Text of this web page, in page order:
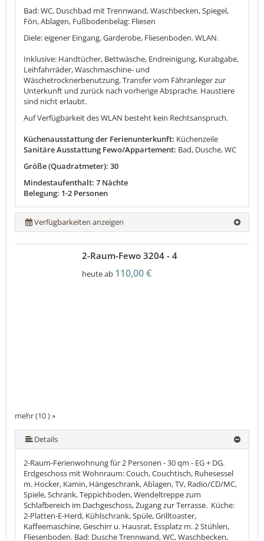
Bad: WC, Duschbad mit Trennwand, Waschbecken, Spiegel,
Fön, Ablagen, Fußbodenbelag: Fliesen
Diele: eigener Eingang, Garderobe, Fliesenboden. WLAN.
Inklusive: Handtücher, Bettwäsche, Endreinigung, Kurabgabe,
Leihfahrräder, Waschmaschine- und
Wäschetrocknerbenutzung, Transfer vom Fähranleger zur
Unterkunft und zurück nach vorherige Absprache. Haustiere
sind nicht erlaubt.
Auf Verfügbarkeit des WLAN besteht kein Rechtsanspruch.
Küchenausstattung der Ferienunterkunft: Küchenzeile
Sanitäre Ausstattung Fewo/Appartement: Bad, Dusche, WC
Größe (Quadratmeter): 30
Mindestaufenthalt: 7 Nächte
Belegung: 1-2 Personen
Verfügbarkeiten anzeigen
mehr (10 ) »
mehr (10 ) »
mehr (10 ) »
mehr (10 ) »
mehr (10 ) »
mehr (10 ) »
mehr (10 ) »
2-Raum-Fewo 3204 - 4
heute ab 110,00 €
Details
2-Raum-Ferienwohnung für 2 Personen - 30 qm - EG + DG.
Erdgeschoss mit Wohnraum: Couch, Couchtisch, Ruhesessel
m. Hocker, Kamin, Hängeschrank, Ablagen, TV, Radio/CD/MC,
Spiele, Schrank, Teppichboden, Wendeltreppe zum
Schlafbereich im Dachgeschoss, Zugang zur Terrasse. Küche:
2-Platten-E-Herd, Kühlschrank, Spüle, Grilltoaster,
Kaffeemaschine, Geschirr u. Hausrat, Essplatz m. 2 Stühlen,
Fliesenboden. Bad: Dusche Trennwand, WC, Waschbecken,